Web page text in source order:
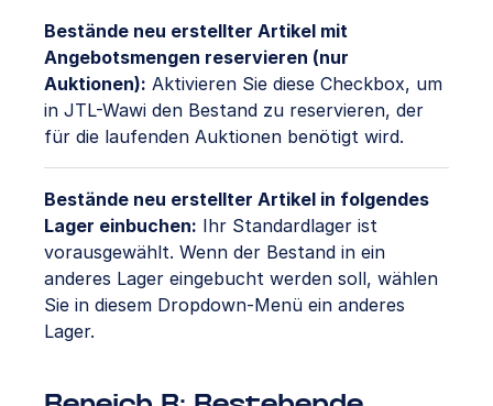
Bestände neu erstellter Artikel mit
Angebotsmengen reservieren (nur
Auktionen): Aktivieren Sie diese Checkbox, um
in JTL-Wawi den Bestand zu reservieren, der
für die laufenden Auktionen benötigt wird.
Bestände neu erstellter Artikel in folgendes
Lager einbuchen: Ihr Standardlager ist
vorausgewählt. Wenn der Bestand in ein
anderes Lager eingebucht werden soll, wählen
Sie in diesem Dropdown-Menü ein anderes
Lager.